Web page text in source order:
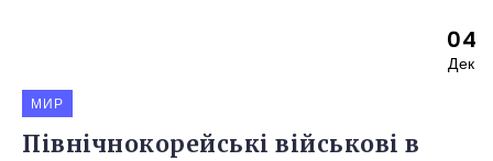
04
Дек
МИР
Північнокорейські військові в